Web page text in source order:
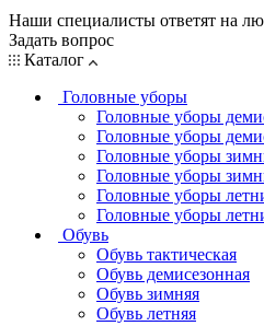
Наши специалисты ответят на
Задать вопрос
Каталог
Головные уборы
Головные уборы
Головные уборы
Головные уборы
Головные уборы
Головные уборы
Головные уборы
Обувь
Обувь тактическая
Обувь демисезонная
Обувь зимняя
Обувь летняя